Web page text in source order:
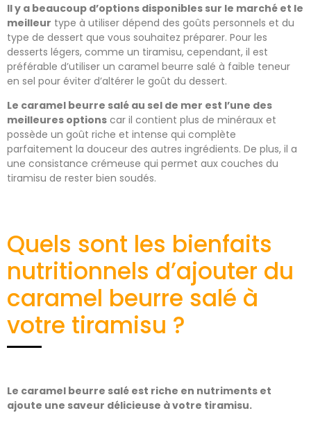
Il y a beaucoup d’options disponibles sur le marché et le
meilleur type à utiliser dépend des goûts personnels et du
type de dessert que vous souhaitez préparer. Pour les
desserts légers, comme un tiramisu, cependant, il est
préférable d’utiliser un caramel beurre salé à faible teneur
en sel pour éviter d’altérer le goût du dessert.
Le caramel beurre salé au sel de mer est l’une des
meilleures options car il contient plus de minéraux et
possède un goût riche et intense qui complète
parfaitement la douceur des autres ingrédients. De plus, il a
une consistance crémeuse qui permet aux couches du
tiramisu de rester bien soudés.
Quels sont les bienfaits
nutritionnels d’ajouter du
caramel beurre salé à
votre tiramisu ?
Le caramel beurre salé est riche en nutriments et
ajoute une saveur délicieuse à votre tiramisu.